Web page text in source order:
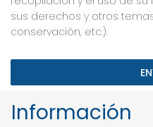
sus derechos y otros
conservación, etc.).
Información